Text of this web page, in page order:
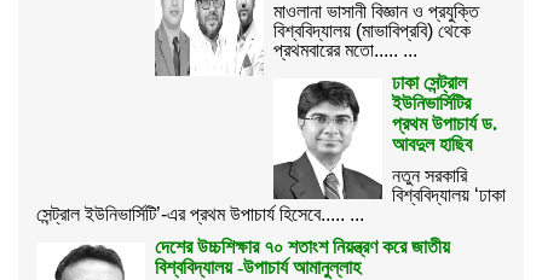
মাওলানা ভাসানী বিজ্ঞান ও প্রযুক্তি
বিশ্ববিদ্যালয় (মাভাবিপ্রবি) থেকে
প্রথমবারের মতো..... ...
ঢাকা সেন্ট্রাল
ইউনিভার্সিটির
প্রথম উপাচার্য ড.
আবদুল হাছিব
নতুন সরকারি
বিশ্ববিদ্যালয় ‘ঢাকা
সেন্ট্রাল ইউনিভার্সিটি’-এর প্রথম উপাচার্য হিসেবে..... ...
দেশের উচ্চশিক্ষার ৭০ শতাংশ নিয়ন্ত্রণ করে জাতীয়
বিশ্ববিদ্যালয় -উপাচার্য আমানুল্লাহ